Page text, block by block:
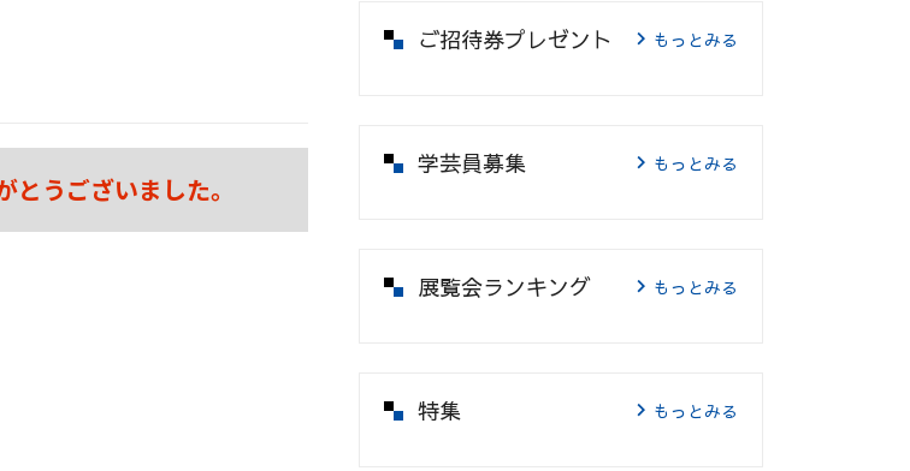
うございました。
ご招待券プレゼント もっとみる
学芸員募集 もっとみる
展覧会ランキング もっとみる
特集 もっとみる